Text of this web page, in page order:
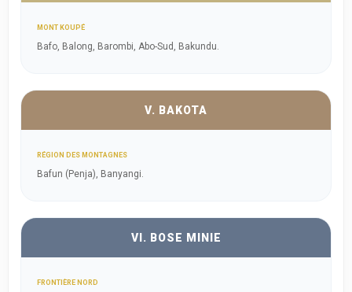
MONT KOUPÉ
Bafo, Balong, Barombi, Abo-Sud, Bakundu.
V. BAKOTA
RÉGION DES MONTAGNES
Bafun (Penja), Banyangi.
VI. BOSE MINIE
FRONTIÈRE NORD